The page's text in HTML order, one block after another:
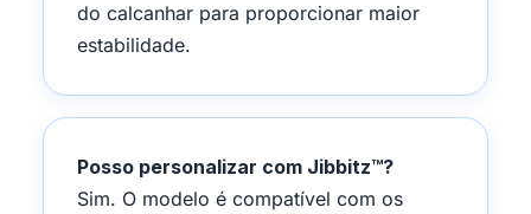
do calcanhar para proporcionar maior
estabilidade.
Posso personalizar com Jibbitz™?
Sim. O modelo é compatível com os